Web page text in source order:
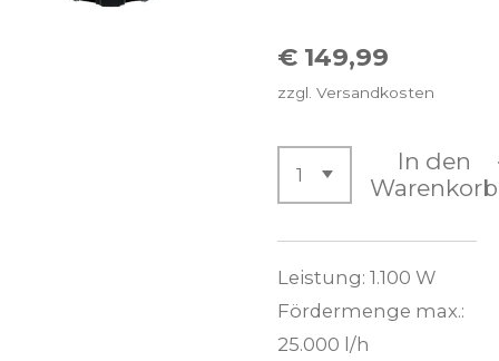
€ 149,99
zzgl. Versandkosten
In den
Warenkorb
Leistung: 1.100 W
Fördermenge max.:
25.000 l/h